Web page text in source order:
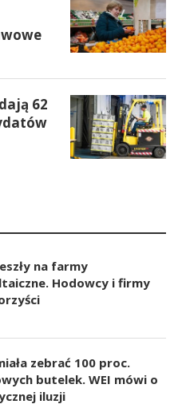
62
na farmy
Hodowcy i firmy
zebrać 100 proc.
butelek. WEI mówi o
iluzji